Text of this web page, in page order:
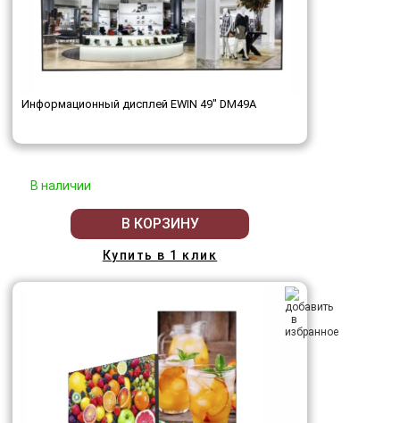
Информационный дисплей EWIN 49" DM49A
В наличии
В КОРЗИНУ
Купить в 1 клик